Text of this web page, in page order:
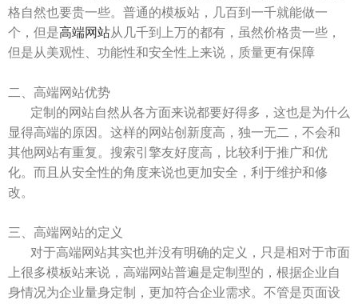
格自然也要贵一些。普通的模板站，几百到一千就能做一
个，但是高端网站从几千到上万的都有，虽然价格贵一些，
但是从美观性、功能性和安全性上来说，质量更有保障
二、高端网站优势
定制的网站自然从各方面来说都要好得多，这也是为什么
显得高端的原因。这样的网站创新度高，独一无二，不会和
其他网站有重复。搜索引擎友好度高，比较利于推广和优
化。而且从安全性的角度来说也更加安全，利于维护和修
改。
三、高端网站的定义
对于高端网站其实也并没有明确的定义，只是相对于市面
上很多模板站来说，高端网站普遍是定制型的，根据企业自
身情况为企业量身定制，更加符合企业需求。不管是页面设